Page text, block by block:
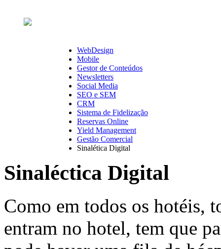
WebDesign
Mobile
Gestor de Conteúdos
Newsletters
Social Media
SEO e SEM
CRM
Sistema de Fidelização
Reservas Online
Yield Management
Gestão Comercial
Sinalética Digital
Sinaléctica Digital
Como em todos os hotéis,
entram no hotel, tem que